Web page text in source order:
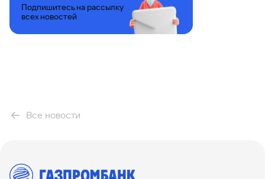
Все новости
Подпишитесь на рассылку
всех новостей